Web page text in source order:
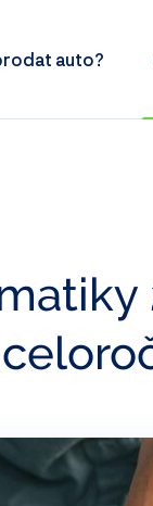
auto?